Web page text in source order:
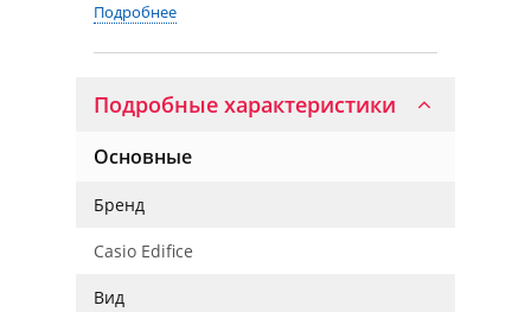
Подробнее
Подробные характеристики
Основные
Бренд
Casio Edifice
Вид